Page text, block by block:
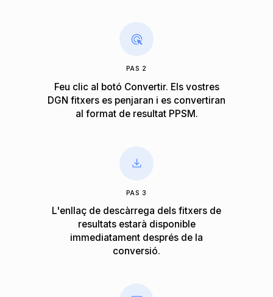
PAS 2
Feu clic al botó Convertir. Els vostres
DGN fitxers es penjaran i es convertiran
al format de resultat PPSM.
PAS 3
L'enllaç de descàrrega dels fitxers de
resultats estarà disponible
immediatament després de la
conversió.